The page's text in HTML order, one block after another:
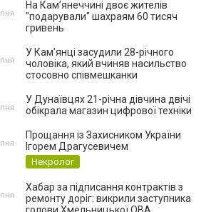
На Камʼянеччині двоє жителів
"подарували" шахраям 60 тисяч
гривень
У Камʼянці засудили 28-річного
чоловіка, який вчиняв насильство
стосовно співмешканки
У Дунаївцях 21-річна дівчина двічі
обікрала магазин цифрової техніки
Прощання із Захисником України
Ігорем Драгусевичем
Некролог
Хабар за підписання контрактів з
ремонту доріг: викрили заступника